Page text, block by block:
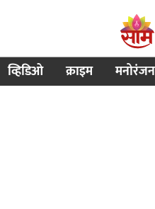
व्हिडिओ क्राइम मनोरंजन